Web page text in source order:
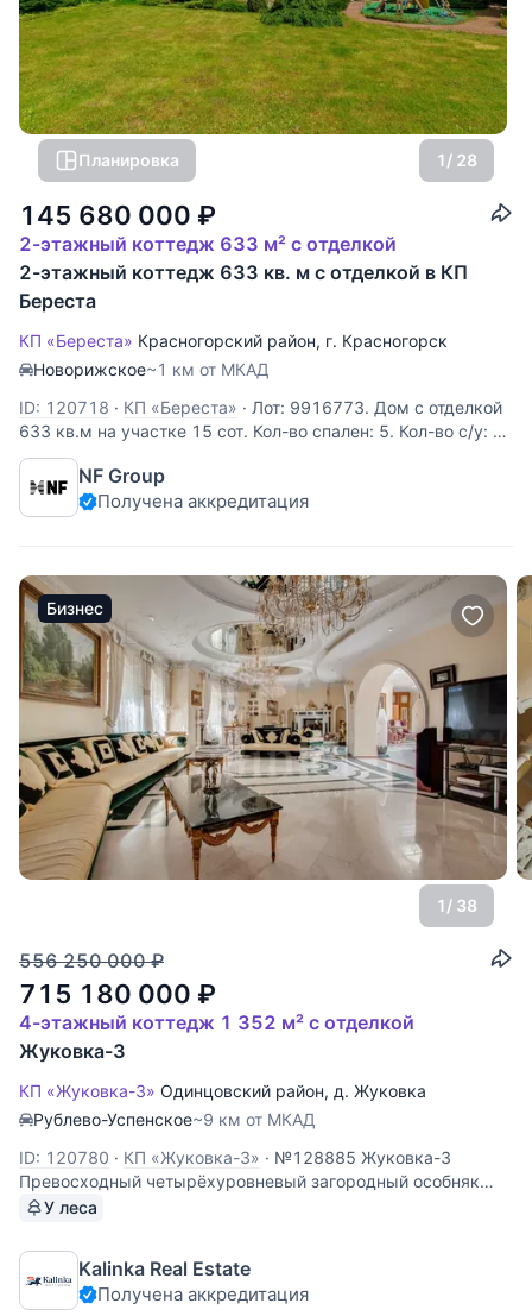
Планировка 1/ 28
145 680 000 ₽
2-этажный коттедж 633 м² с отделкой
2-этажный коттедж 633 кв. м с отделкой в КП
Береста
КП «Береста» Красногорский район, г. Красногорск
Новорижское~1 км от МКАД
ID: 120718 · КП «Береста» · Лот: 9916773. Дом с отделкой
633 кв.м на участке 15 cот. Кол-во спален: 5. Кол-во с/у: 5.
Поселок «Береста-1». Новорижское шоссе, 2 км от МКАД.
Без комиссии для покупателя. БЕЗ ТОРГА! Дом полностью
укомплектован и готов к проживанию. Просторная
NF Group
Получена аккредитация
Бизнес
1/ 38
556 250 000 ₽
715 180 000 ₽
4-этажный коттедж 1 352 м² с отделкой
Жуковка-3
КП «Жуковка-3» Одинцовский район, д. Жуковка
Рублево-Успенское~9 км от МКАД
ID: 120780 · КП «Жуковка-3» · №128885 Жуковка-3
Превосходный четырёхуровневый загородный особняк
площадью 1352,3 кв. м., расположенный в элитном
МКАД. Дом построен по эксклюзивному индивидyальному
проектy, расположенный на
У леса
Kalinka Real Estate
Получена аккредитация